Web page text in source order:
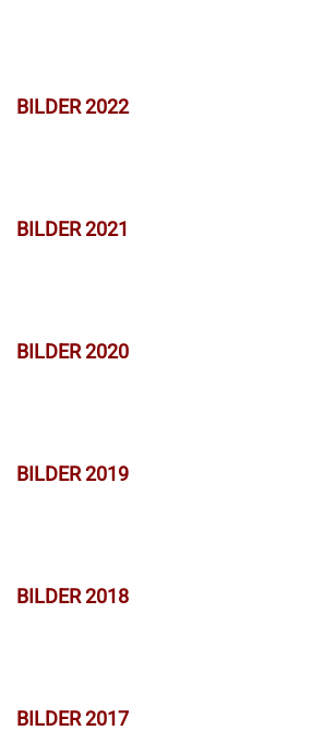
BILDER 2022
BILDER 2021
BILDER 2020
BILDER 2019
BILDER 2018
BILDER 2017